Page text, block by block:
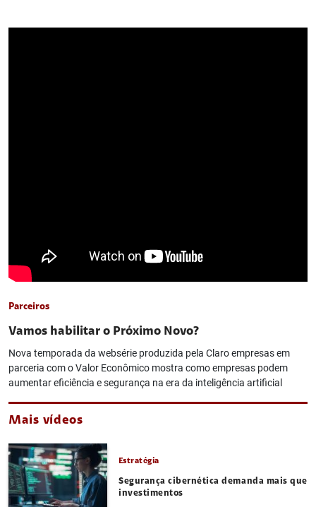
Parceiros
Vamos habilitar o Próximo Novo?
Nova temporada da websérie produzida pela Claro empresas em
parceria com o Valor Econômico mostra como empresas podem
aumentar eficiência e segurança na era da inteligência artificial
Mais vídeos
Estratégia
Segurança cibernética demanda mais que
investimentos